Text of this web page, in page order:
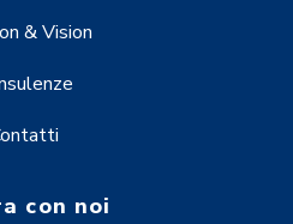
& Vision
con noi